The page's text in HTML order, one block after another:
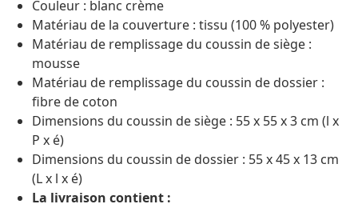
Couleur : blanc crème
Matériau de la couverture : tissu (100 % polyester)
Matériau de remplissage du coussin de siège :
mousse
Matériau de remplissage du coussin de dossier :
fibre de coton
Dimensions du coussin de siège : 55 x 55 x 3 cm (l x
P x é)
Dimensions du coussin de dossier : 55 x 45 x 13 cm
(L x l x é)
La livraison contient :